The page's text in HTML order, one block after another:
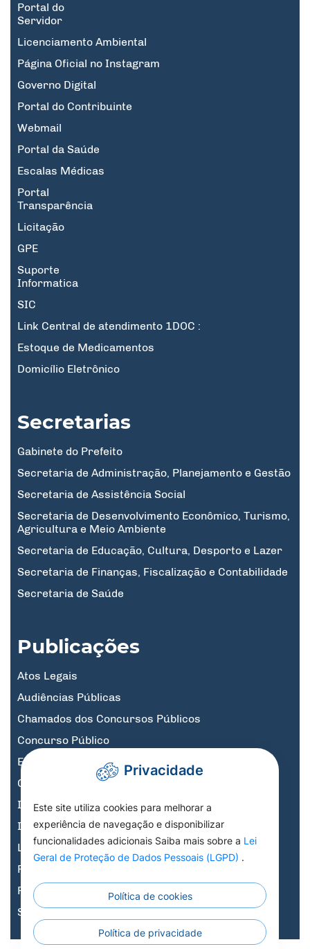
Portal do
Servidor
Licenciamento Ambiental
Página Oficial no Instagram
Governo Digital
Portal do Contribuinte
Webmail
Portal da Saúde
Escalas Médicas
Portal
Transparência
Licitação
GPE
Suporte
Informatica
SIC
Link Central de atendimento 1DOC :
Estoque de Medicamentos
Domicílio Eletrônico
Secretarias
Gabinete do Prefeito
Secretaria de Administração, Planejamento e Gestão
Secretaria de Assistência Social
Secretaria de Desenvolvimento Econômico, Turismo,
Agricultura e Meio Ambiente
Secretaria de Educação, Cultura, Desporto e Lazer
Secretaria de Finanças, Fiscalização e Contabilidade
Secretaria de Saúde
Publicações
Atos Legais
Audiências Públicas
Chamados dos Concursos Públicos
Concurso Público
Educação
Governo Digital
Informativos
Informativos Licitações
Legislação, Decretos e Portarias
Previdência
Processo Seletivo
Saúde
Privacidade
Este site utiliza cookies para melhorar a
experiência de navegação e disponibilizar
funcionalidades adicionais Saiba mais sobre a Lei
Geral de Proteção de Dados Pessoais (LGPD) .
Política de cookies
Política de privacidade